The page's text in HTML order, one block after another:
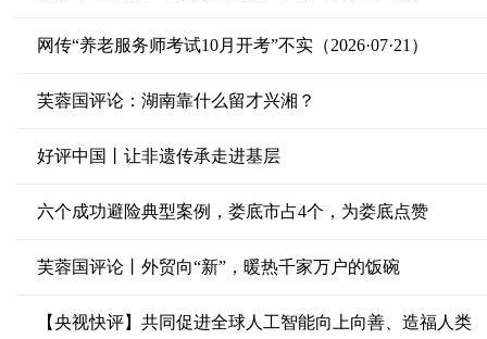
网传“养老服务师考试10月开考”不实（2026·07·21）
芙蓉国评论：湖南靠什么留才兴湘？
好评中国丨让非遗传承走进基层
六个成功避险典型案例，娄底市占4个，为娄底点赞
芙蓉国评论丨外贸向“新”，暖热千家万户的饭碗
【央视快评】共同促进全球人工智能向上向善、造福人类